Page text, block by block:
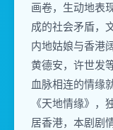
画卷，生动地表
成的社会矛盾，
内地姑娘与香港
黄德安，许世发
血脉相连的情
《天地情缘》
居香港，本剧剧